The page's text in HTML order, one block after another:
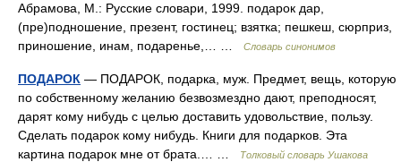
Абрамова, М.: Русские словари, 1999. подарок дар,
(пре)подношение, презент, гостинец; взятка; пешкеш, сюрприз,
приношение, инам, подаренье,… …
Словарь синонимов
ПОДАРОК — ПОДАРОК, подарка, муж. Предмет, вещь, которую
по собственному желанию безвозмездно дают, преподносят,
дарят кому нибудь с целью доставить удовольствие, пользу.
Сделать подарок кому нибудь. Книги для подарков. Эта
картина подарок мне от брата.… …
Толковый словарь Ушакова